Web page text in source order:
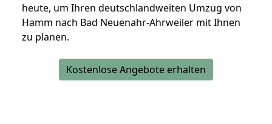
heute, um Ihren deutschlandweiten Umzug von
Hamm nach Bad Neuenahr-Ahrweiler mit Ihnen
zu planen.
Kostenlose Angebote erhalten